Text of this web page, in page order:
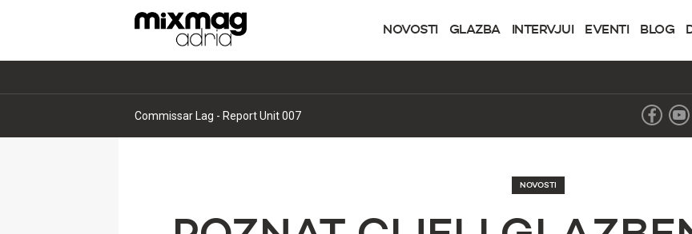
NOVOSTI GLAZBA INTERVJUI EVENTI BLOG
Commissar Lag - Report Unit 007
NOVOSTI